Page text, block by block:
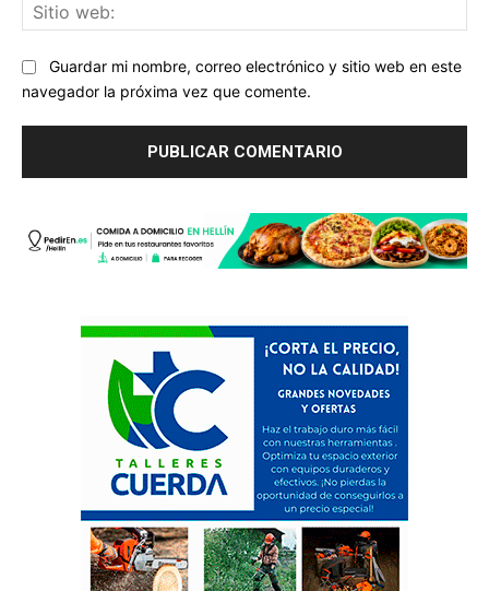
Guardar mi nombre, correo electrónico y sitio web en este
navegador la próxima vez que comente.